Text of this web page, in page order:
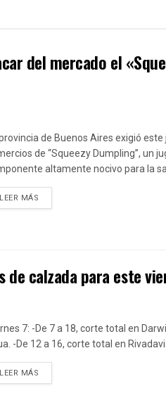
del mercado el
provincia de Buenos Aires exigió
de “Squeezy Dumpling”, un
altamente nocivo para la
LEER MÁS
de calzada para este
7: -De 7 a 18, corte total en
-De 12 a 16, corte total en Rivadavia
LEER MÁS